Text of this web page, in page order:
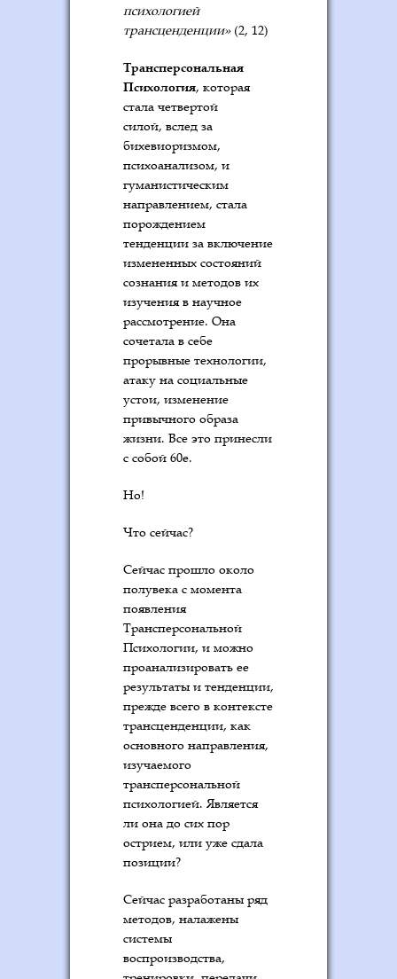
психологией
трансценденции»(2, 12)
Трансперсональная
Психология, которая
стала четвертой
силой, вслед за
бихевиоризмом,
психоанализом, и
гуманистическим
направлением, стала
порождением
тенденции за включение
измененных состояний
сознания и методов их
изучения в научное
рассмотрение. Она
сочетала в себе
прорывные технологии,
атаку на социальные
устои, изменение
привычного образа
жизни. Все это принесли
с собой 60е.
Но!
Что сейчас?
Сейчас прошло около
полувека с момента
появления
Трансперсональной
Психологии, и можно
проанализировать ее
результаты и тенденции,
прежде всего в контексте
трансценденции, как
основного направления,
изучаемого
трансперсональной
психологией. Является
ли она до сих пор
острием, или уже сдала
позиции?
Сейчас разработаны ряд
методов, налажены
системы
воспроизводства,